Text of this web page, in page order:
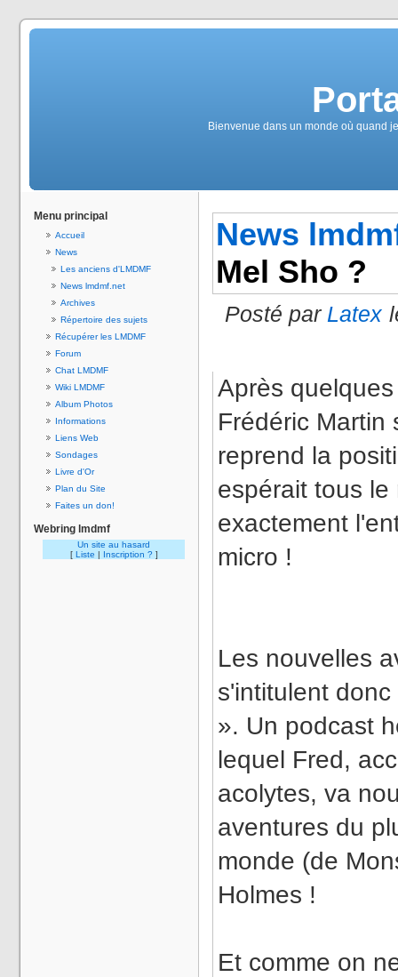
Bienvenue dans un monde où quand
Menu principal
Accueil
News
Les anciens d'LMDMF
News lmdmf.net
Archives
Répertoire des sujets
Récupérer les LMDMF
Forum
Chat LMDMF
Wiki LMDMF
Album Photos
Informations
Liens Web
Sondages
Livre d'Or
Plan du Site
Faites un don!
Webring lmdmf
Un site au hasard
[ Liste | Inscription ? ]
News
Mel Sho ?
Posté par Latex
Après
Frédéric Martin
reprend la
espérait tous le
exactement
micro !
Les nouvelles
s'intitulent
». Un podcast
lequel Fred,
acolytes, va
aventures du
monde (de
Holmes !
Et comme on